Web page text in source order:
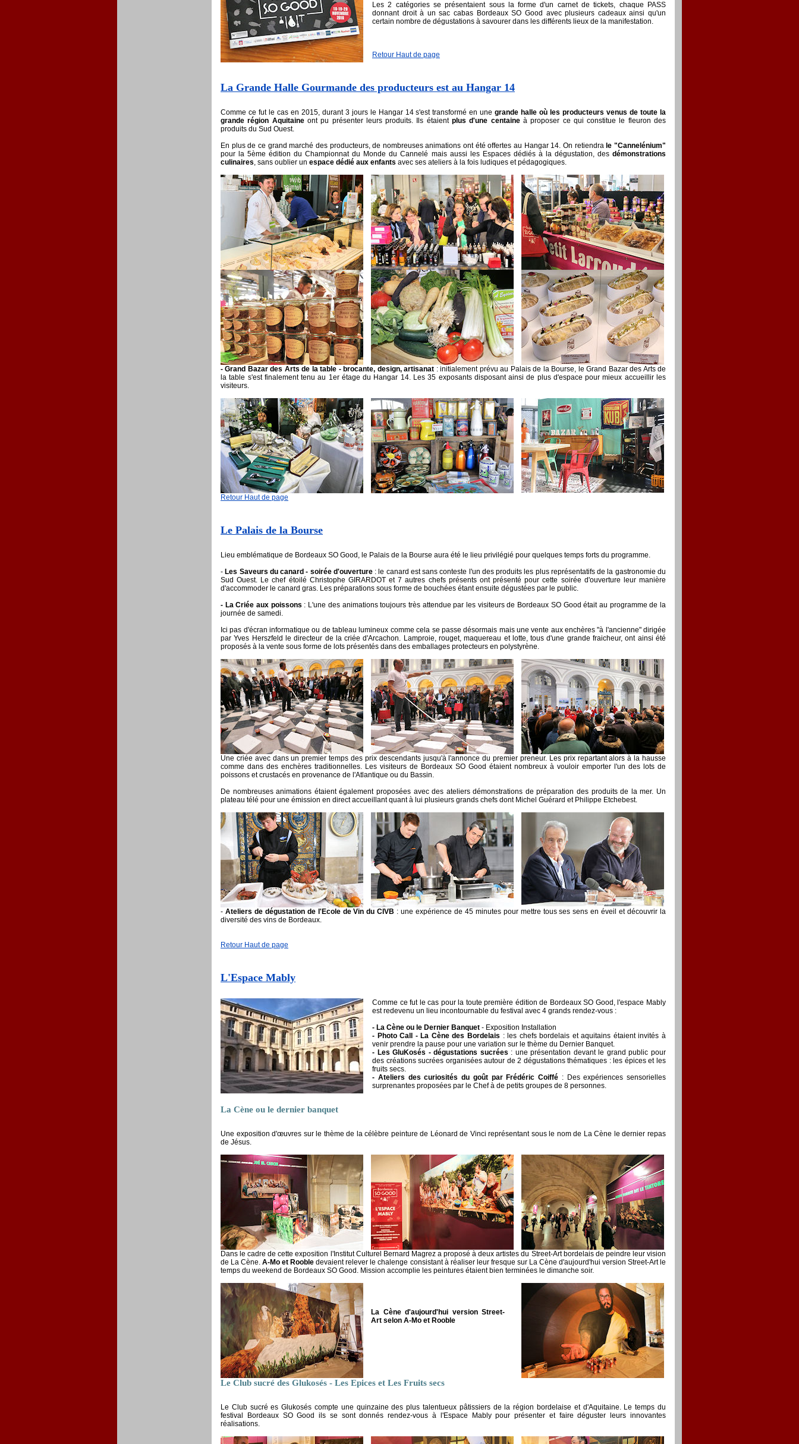
Les 2 catégories se présentaient sous la forme d'un carnet de tickets, chaque PASS
donnant droit à un sac cabas Bordeaux SO Good avec plusieurs cadeaux ainsi qu'un
certain nombre de dégustations à savourer dans les différents lieux de la manifestation.
Retour Haut de page
La Grande Halle Gourmande des producteurs est au Hangar 14
Comme ce fut le cas en 2015, durant 3 jours le Hangar 14 s'est transformé en unegrande halle où les producteurs venus de toute la
grande région Aquitaine ont pu présenter leurs produits. Ils étaientplus d'une centaineà proposer ce qui constitue le fleuron des
produits du Sud Ouest.
En plus de ce grand marché des producteurs, de nombreuses animations ont été offertes au Hangar 14. On retiendra le "Cannelénium"
pour la 5ème édition du Championnat du Monde du Cannelé mais aussi les Espaces dédiés à la dégustation, des démonstrations
culinaires, sans oublier un espace dédié aux enfants avec ses ateliers à la fois ludiques et pédagogiques.
- Grand Bazar des Arts de la table - brocante, design, artisanat : initialement prévu au Palais de la Bourse, le Grand Bazar des Arts de
la table s'est finalement tenu au 1er étage du Hangar 14. Les 35 exposants disposant ainsi de plus d'espace pour mieux accueillir les
visiteurs.
Retour Haut de page
Le Palais de la Bourse
Lieu emblématique de Bordeaux SO Good, le Palais de la Bourse aura été le lieu privilégié pour quelques temps forts du programme.
- Les Saveurs du canard - soirée d'ouverture: le canard est sans conteste l'un des produits les plus représentatifs de la gastronomie du
Sud Ouest. Le chef étoilé Christophe GIRARDOT et 7 autres chefs présents ont présenté pour cette soirée d'ouverture leur manière
d'accommoder le canard gras. Les préparations sous forme de bouchées étant ensuite dégustées par le public.
- La Criée aux poissons : L'une des animations toujours très attendue par les visiteurs de Bordeaux SO Good était au programme de la
journée de samedi.
Ici pas d'écran informatique ou de tableau lumineux comme cela se passe désormais mais une vente aux enchères "à l'ancienne" dirigée
par Yves Herszfeld le directeur de la criée d'Arcachon. Lamproie, rouget, maquereau et lotte, tous d'une grande fraicheur, ont ainsi été
proposés à la vente sous forme de lots présentés dans des emballages protecteurs en polystyrène.
Une criée avec dans un premier temps des prix descendants jusqu'à l'annonce du premier preneur. Les prix repartant alors à la hausse
comme dans des enchères traditionnelles. Les visiteurs de Bordeaux SO Good étaient nombreux à vouloir emporter l'un des lots de
poissons et crustacés en provenance de l'Atlantique ou du Bassin.
De nombreuses animations étaient également proposées avec des ateliers démonstrations de préparation des produits de la mer. Un
plateau télé pour une émission en direct accueillant quant à lui plusieurs grands chefs dont Michel Guérard et Philippe Etchebest.
- Ateliers de dégustation de l'Ecole de Vin du CIVB : une expérience de 45 minutes pour mettre tous ses sens en éveil et découvrir la
diversité des vins de Bordeaux.
Retour Haut de page
L'Espace Mably
Comme ce fut le cas pour la toute première édition de Bordeaux SO Good, l'espace Mably
est redevenu un lieu incontournable du festival avec 4 grands rendez-vous :
- La Cène ou le Dernier Banquet - Exposition Installation
- Photo Call - La Cène des Bordelais : les chefs bordelais et aquitains étaient invités à
venir prendre la pause pour une variation sur le thème du Dernier Banquet.
- Les GluKosés - dégustations sucrées : une présentation devant le grand public pour
des créations sucrées organisées autour de 2 dégustations thématiques : les épices et les
fruits secs.
- Ateliers des curiosités du goût par Frédéric Coiffé : Des expériences sensorielles
surprenantes proposées par le Chef à de petits groupes de 8 personnes.
La Cène ou le dernier banquet
Une exposition d'œuvres sur le thème de la célèbre peinture de Léonard de Vinci représentant sous le nom de La Cène le dernier repas
de Jésus.
Dans le cadre de cette exposition l'Institut Culturel Bernard Magrez a proposé à deux artistes du Street-Art bordelais de peindre leur vision
de La Cène.A-Mo et Roobledevaient relever le chalenge consistant à réaliser leur fresque sur La Cène d'aujourd'hui version Street-Art le
temps du weekend de Bordeaux SO Good. Mission accomplie les peintures étaient bien terminées le dimanche soir.
La Cène d'aujourd'hui version Street-
Art selon A-Mo et Rooble
Le Club sucré des Glukosés - Les Epices et Les Fruits secs
Le Club sucré es Glukosés compte une quinzaine des plus talentueux pâtissiers de la région bordelaise et d'Aquitaine. Le temps du
festival Bordeaux SO Good ils se sont donnés rendez-vous à l'Espace Mably pour présenter et faire déguster leurs innovantes
réalisations.